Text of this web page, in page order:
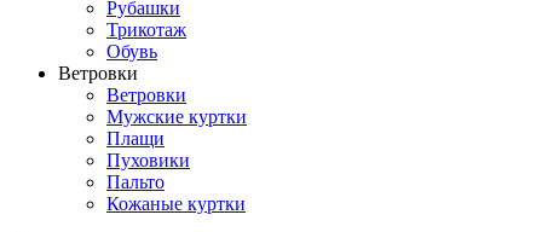
Рубашки
Трикотаж
Обувь
Ветровки
Ветровки
Мужские куртки
Плащи
Пуховики
Пальто
Кожаные куртки